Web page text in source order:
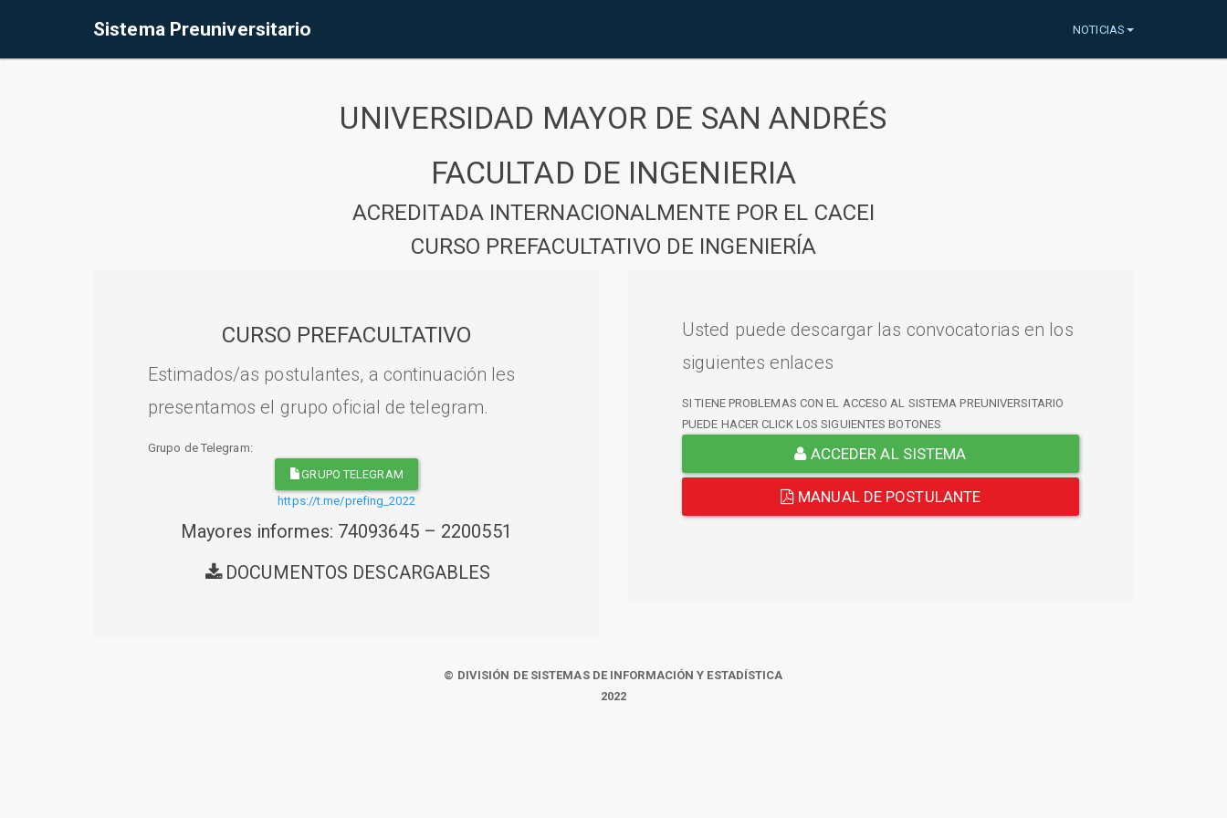
Sistema Preuniversitario NOTICIAS
UNIVERSIDAD MAYOR DE SAN ANDRÉS
FACULTAD DE INGENIERIA
ACREDITADA INTERNACIONALMENTE POR EL CACEI
CURSO PREFACULTATIVO DE INGENIERÍA
CURSO PREFACULTATIVO
Estimados/as postulantes, a continuación les
presentamos el grupo oficial de telegram.
Grupo de Telegram:
GRUPO TELEGRAM
https://t.me/prefing_2022
Mayores informes: 74093645 – 2200551
DOCUMENTOS DESCARGABLES
Usted puede descargar las convocatorias en los
siguientes enlaces
SI TIENE PROBLEMAS CON EL ACCESO AL SISTEMA PREUNIVERSITARIO
PUEDE HACER CLICK LOS SIGUIENTES BOTONES
ACCEDER AL SISTEMA
MANUAL DE POSTULANTE
© DIVISIÓN DE SISTEMAS DE INFORMACIÓN Y ESTADÍSTICA
2022